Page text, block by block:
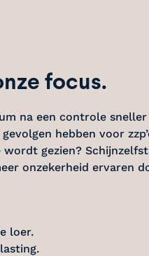
focus.
na een controle
hebben voor
gezien?
onzekerheid ervaren
loer.